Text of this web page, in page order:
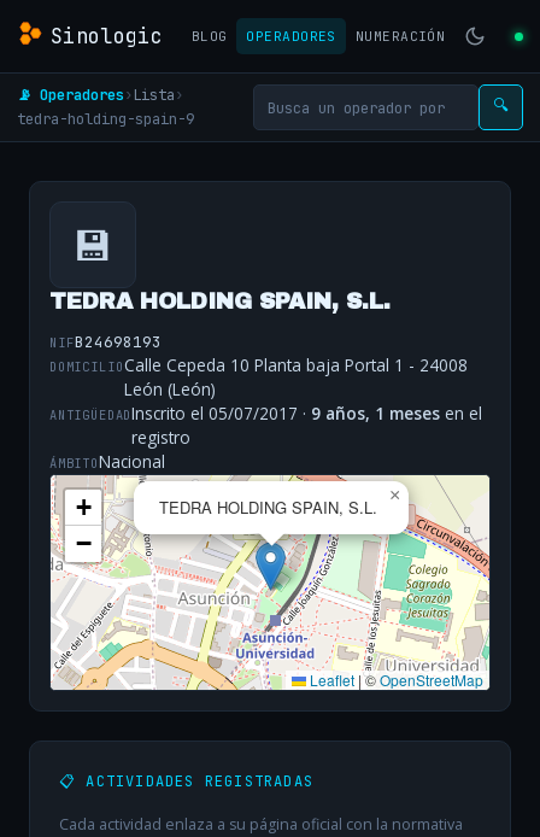
Sinologic BLOG OPERADORES NUMERACIÓN
📡 Operadores› Lista›
tedra-holding-spain-9
🔍
💾
TEDRA HOLDING SPAIN, S.L.
NIFB24698193
DOMICILIOCalle Cepeda 10 Planta baja Portal 1 - 24008
León (León)
ANTIGÜEDADInscrito el 05/07/2017 · 9 años, 1 meses en el
registro
ÁMBITONacional
TEDRA HOLDING SPAIN, S.L.
×
+
−
Leaflet |©OpenStreetMap
📋 ACTIVIDADES REGISTRADAS
Cada actividad enlaza a su página oficial con la normativa